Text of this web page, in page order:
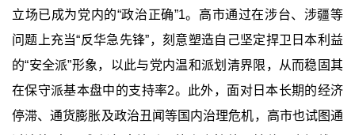
立场已成为党内的“政治正确”1。高市通过在涉台、涉疆等
问题上充当“反华急先锋”，刻意塑造自己坚定捍卫日本利益
的“安全派”形象，以此与党内温和派划清界限，从而稳固其
在保守派基本盘中的支持率2。此外，面对日本长期的经济
停滞、通货膨胀及政治丑闻等国内治理危机，高市也试图通